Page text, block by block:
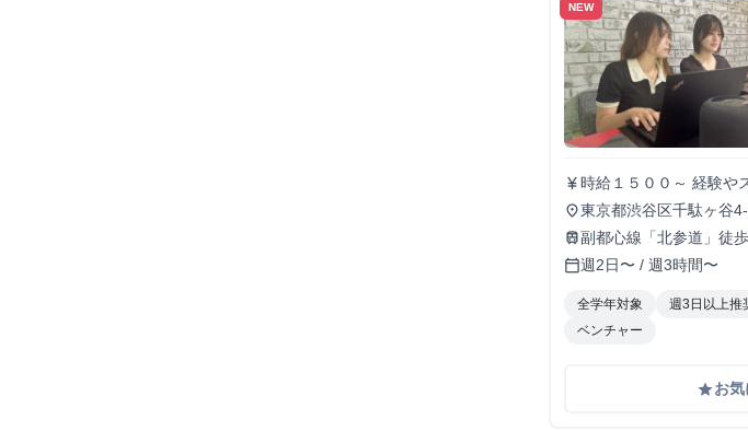
NEW
currency_yen時給１５００～ 経験や
place東京都渋谷区千駄ヶ谷
train副都心線「北参道」徒
calendar_today週2日〜 / 週3時間〜
全学年対象 週3日以上推
ベンチャー
gradeお気